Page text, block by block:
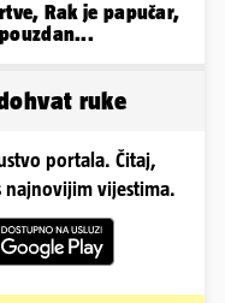
Rak je papučar,
ruke
portala. Čitaj,
vijestima.